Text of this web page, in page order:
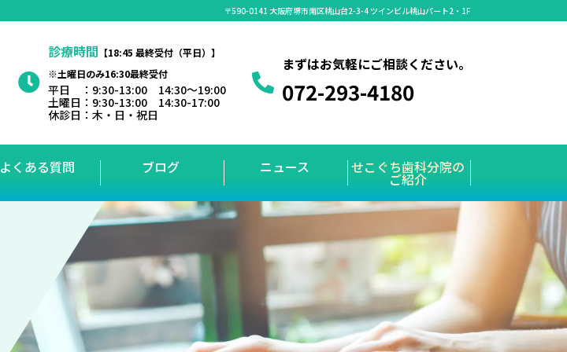
〒590-0141 大阪府堺市南区桃山台2-3-4 ツインビル桃山パート2・1F
診療時間 【18:45 最終受付（平日）】
※土曜日のみ16:30最終受付
平日 ：9:30-13:00 14:30～19:00
土曜日：9:30-13:00 14:30-17:00
休診日：木・日・祝日
まずはお気軽にご相談ください。
072-293-4180
よくある質問 ブログ ニュース せこぐち歯科分院の
ご紹介